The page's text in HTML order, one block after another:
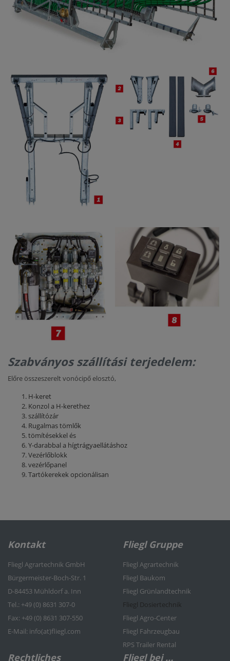
Szabványos szállítási terjedelem:
Előre összeszerelt vonócipő elosztó,
H-keret
Konzol a H-kerethez
szállítózár
Rugalmas tömlők
tömítésekkel és
Y-darabbal a hígtrágyaellátáshoz
Vezérlőblokk
vezérlőpanel
Tartókerekek opcionálisan
Kontakt
Fliegl Agrartechnik GmbH
Bürgermeister-Boch-Str. 1
D-84453 Mühldorf a. Inn
Tel.: +49 (0) 8631 307-0
Fax: +49 (0) 8631 307-550
E-Mail: info(at)fliegl.com
Fliegl Gruppe
Fliegl Agrartechnik
Fliegl Baukom
Fliegl Grünlandtechnik
Fliegl Dosiertechnik
Fliegl Agro-Center
Fliegl Fahrzeugbau
RPS Trailer Rental
Rechtliches Fliegl bei …